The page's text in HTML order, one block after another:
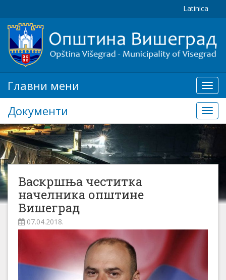
Latinica
мени
Главни мени
Документи
Васкршња честитка
начелника општине
Вишеград
07.04.2018.